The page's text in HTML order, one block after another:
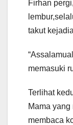
Firhan
takut
memasuki
Terlihat
Mama
membaca